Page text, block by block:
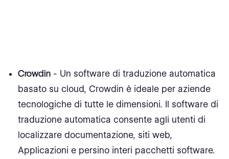
Crowdin - Un software di traduzione automatica
basato su cloud, Crowdin è ideale per aziende
tecnologiche di tutte le dimensioni. Il software di
traduzione automatica consente agli utenti di
localizzare documentazione, siti web,
Applicazioni e persino interi pacchetti software.